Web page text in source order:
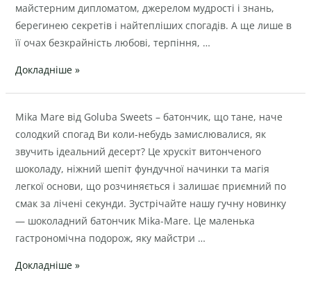
майстерним дипломатом, джерелом мудрості і знань,
берегинею секретів і найтепліших спогадів. А ще лише в
її очах безкрайність любові, терпіння, …
матері
від
Goluba
Докладніше »
Mika Mare від Goluba Sweets – батончик, що тане, наче
солодкий спогад Ви коли-небудь замислювалися, як
звучить ідеальний десерт? Це хрускіт витонченого
шоколаду, ніжний шепіт фундучної начинки та магія
легкої основи, що розчиняється і залишає приємний по
смак за лічені секунди. Зустрічайте нашу гучну новинку
— шоколадний батончик Mika-Mare. Це маленька
гастрономічна подорож, яку майстри …
Mika-
Mare
від
Goluba
Sweets
–
батончик,
що
наче
Докладніше »